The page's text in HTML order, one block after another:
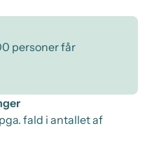
personer får
fald i antallet af